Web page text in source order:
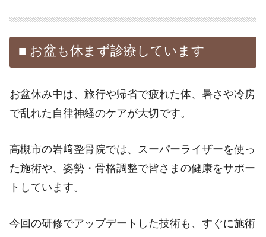
■ お盆も休まず診療しています
お盆休み中は、旅行や帰省で疲れた体、暑さや冷房
で乱れた自律神経のケアが大切です。
高槻市の岩﨑整骨院では、スーパーライザーを使っ
た施術や、姿勢・骨格調整で皆さまの健康をサポー
トしています。
今回の研修でアップデートした技術も、すぐに施術